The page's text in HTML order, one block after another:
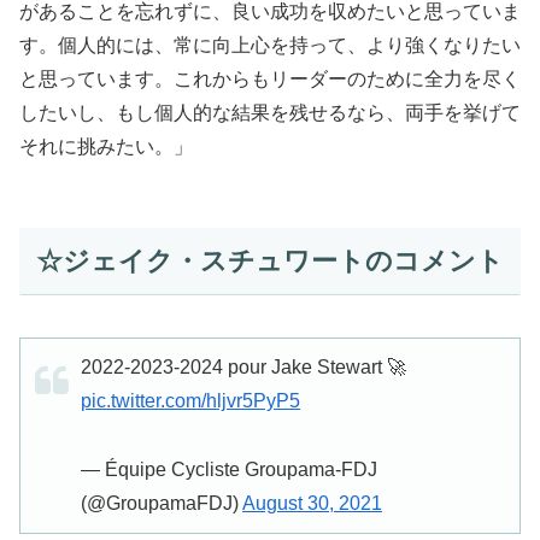
があることを忘れずに、良い成功を収めたいと思っていま
す。個人的には、常に向上心を持って、より強くなりたい
と思っています。これからもリーダーのために全力を尽く
したいし、もし個人的な結果を残せるなら、両手を挙げて
それに挑みたい。」
☆ジェイク・スチュワートのコメント
2022-2023-2024 pour Jake Stewart 🚀
pic.twitter.com/hljvr5PyP5
— Équipe Cycliste Groupama-FDJ
(@GroupamaFDJ)August 30, 2021